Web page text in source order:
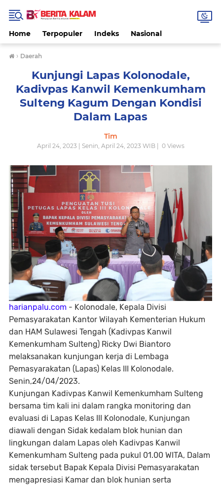
Home Terpopuler Indeks Nasional
› Daerah
Kunjungi Lapas Kolonodale,
Kadivpas Kanwil Kemenkumham
Sulteng Kagum Dengan Kondisi
Dalam Lapas
Tim
April 24, 2023 | Senin, April 24, 2023 WIB | 0Views
harianpalu.com - Kolonodale, Kepala Divisi
Pemasyarakatan Kantor Wilayah Kementerian Hukum
dan HAM Sulawesi Tengah (Kadivpas Kanwil
Kemenkumham Sulteng) Ricky Dwi Biantoro
melaksanakan kunjungan kerja di Lembaga
Pemasyarakatan (Lapas) Kelas III Kolonodale.
Senin,24/04/2023.
Kunjungan Kadivpas Kanwil Kemenkumham Sulteng
bersama tim kali ini dalam rangka monitoring dan
evaluasi di Lapas Kelas III Kolonodale, Kunjungan
diawali dengan Sidak kedalam blok hunian dan
lingkungan dalam Lapas oleh Kadivpas Kanwil
Kemenkumham Sulteng pada pukul 01.00 WITA, Dalam
sidak tersebut Bapak Kepala Divisi Pemasyarakatan
mengapresiasi Kamar dan blok hunian serta